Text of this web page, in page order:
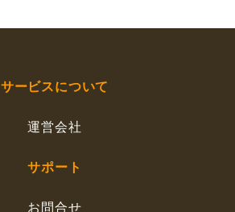
サービスについて
運営会社
サポート
お問合せ